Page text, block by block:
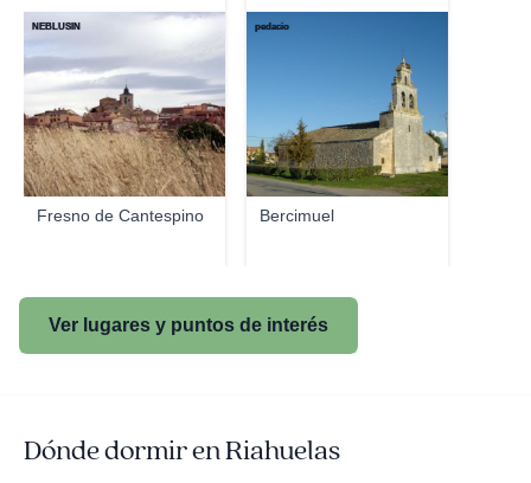
Fresno de Cantespino
NEBLUSIN
Bercimuel
pedacio
Ver lugares y puntos de interés
Dónde dormir en Riahuelas